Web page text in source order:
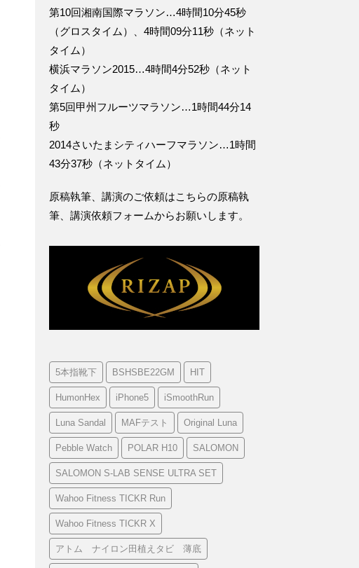
第10回湘南国際マラソン…4時間10分45秒
（グロスタイム）、4時間09分11秒（ネット
タイム）
横浜マラソン2015…4時間4分52秒（ネット
タイム）
第5回甲州フルーツマラソン…1時間44分14
秒
2014さいたまシティハーフマラソン…1時間
43分37秒（ネットタイム）
原稿執筆、講演のご依頼はこちらの原稿執
筆、講演依頼フォームからお願いします。
5本指靴下 BSHSBE22GM HIT
HumonHex iPhone5 iSmoothRun
Luna Sandal MAFテスト Original Luna
Pebble Watch POLAR H10 SALOMON
SALOMON S-LAB SENSE ULTRA SET
Wahoo Fitness TICKR Run
Wahoo Fitness TICKR X
アトム ナイロン田植えタビ 薄底